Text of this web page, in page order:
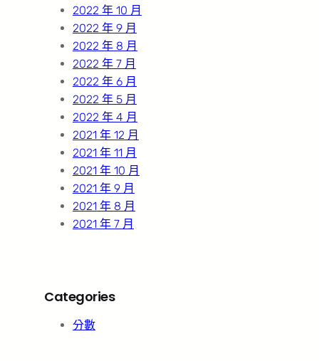
2022 年 10 月
2022 年 9 月
2022 年 8 月
2022 年 7 月
2022 年 6 月
2022 年 5 月
2022 年 4 月
2021 年 12 月
2021 年 11 月
2021 年 10 月
2021 年 9 月
2021 年 8 月
2021 年 7 月
Categories
分數